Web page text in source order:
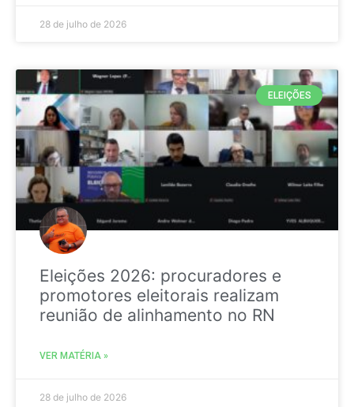
28 de julho de 2026
ELEIÇÕES
Eleições 2026: procuradores e
promotores eleitorais realizam
reunião de alinhamento no RN
VER MATÉRIA »
28 de julho de 2026